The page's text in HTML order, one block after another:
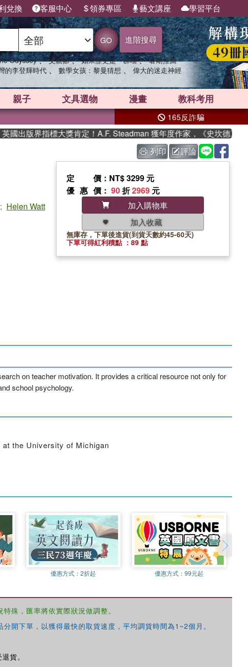
兌換 客服中心 領券專區 藝文講座 學習平台
GO 進階搜尋
Odyssey 、 父親節 、 如果歷史是一群喵 、 暑期推薦
的李登輝時代 、 數學女孩：黎曼猜想 、 偉大的迷走神經
親子 文具選物 漫畫 教科考用
165反詐騙
出版界指標大獎肯定！A.F. Steadman 獲年度作家，《史坎德》系列
列印 評論
; Helen Watt
定價 ：NT$ 3299 元
優惠價 ： 90折2969 元
加入購物車
加入收藏
無庫存，下單後進貨(到貨天數約45-60天)
下單可得紅利積點 ：89 點
on teacher motivation. It provides a critical resource not only for
school psychology.
the University of Michigan
優惠方式：2折起 優惠方式：99元起
殊，匯率將依實際狀況做調整。
開下單，以獲得最快的取貨速度，平均調貨時間為1~2個月。
貨。